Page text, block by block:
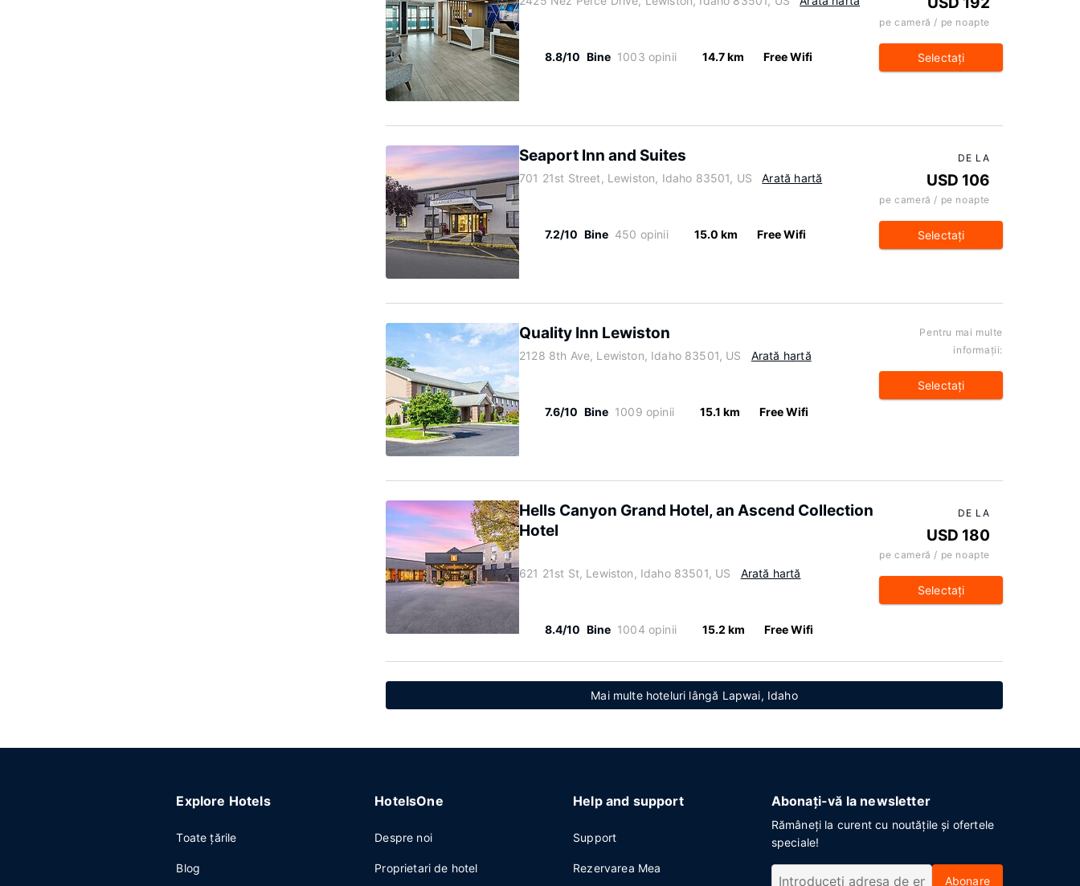
8.8/10 Bine 1003 opinii 14.7 km Free Wifi
pe cameră / pe noapte
Selectaţi
Seaport Inn and Suites
701 21st Street, Lewiston, Idaho 83501, US Arată hartă
7.2/10 Bine 450 opinii 15.0 km Free Wifi
DE LA
USD 106
pe cameră / pe noapte
Selectaţi
Quality Inn Lewiston
2128 8th Ave, Lewiston, Idaho 83501, US Arată hartă
7.6/10 Bine 1009 opinii 15.1 km Free Wifi
Pentru mai multe
informaţii:
Selectaţi
Hells Canyon Grand Hotel, an Ascend Collection
Hotel
621 21st St, Lewiston, Idaho 83501, US Arată hartă
8.4/10 Bine 1004 opinii 15.2 km Free Wifi
DE LA
USD 180
pe cameră / pe noapte
Selectaţi
Mai multe hoteluri lângă Lapwai, Idaho
Explore Hotels
Toate ţările
Blog
HotelsOne
Despre noi
Proprietari de hotel
Help and support
Support
Rezervarea Mea
Abonați-vă la newsletter
Rămâneți la curent cu noutățile și ofertele
speciale!
Abonare